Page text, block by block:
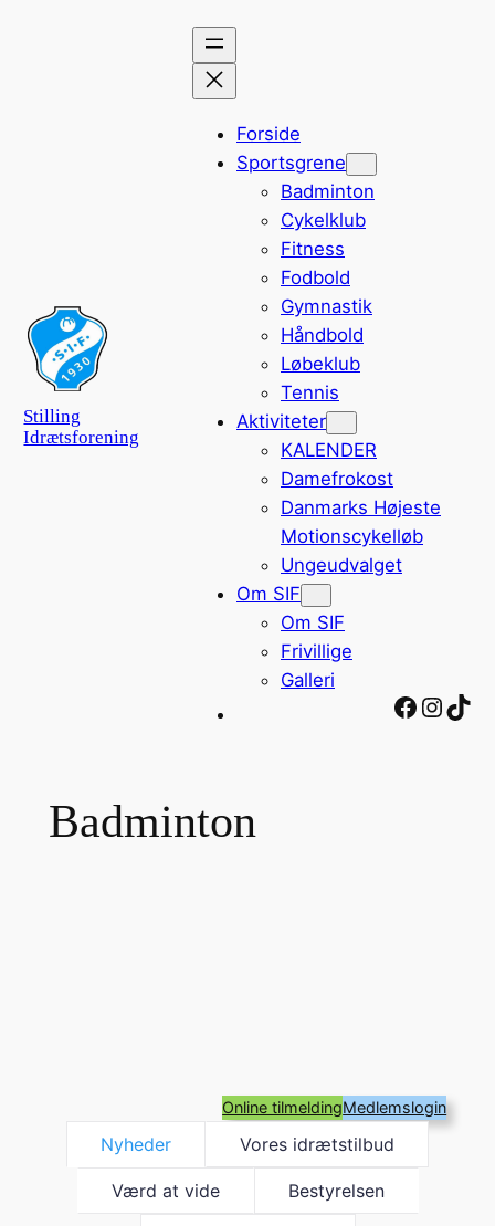
Stilling
Idrætsforening
Forside
Sportsgrene
Badminton
Cykelklub
Fitness
Fodbold
Gymnastik
Håndbold
Løbeklub
Tennis
Aktiviteter
KALENDER
Damefrokost
Danmarks Højeste
Motionscykelløb
Ungeudvalget
Om SIF
Om SIF
Frivillige
Galleri
Badminton
Online tilmeldingMedlemslogin
Nyheder Vores idrætstilbud
Værd at vide Bestyrelsen